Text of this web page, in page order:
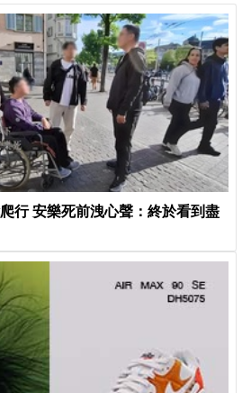
行 安樂死前洩心聲：終於看到盡